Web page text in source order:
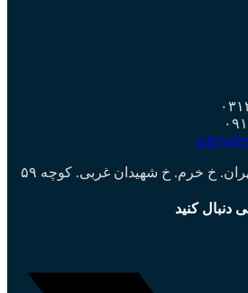
خ خرم. خ شهیدان غربی. کوچه ۵۹
دنبال کنید